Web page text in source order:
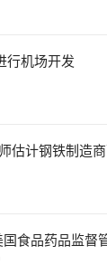
行机场开发
估计钢铁制造
食品药品监督